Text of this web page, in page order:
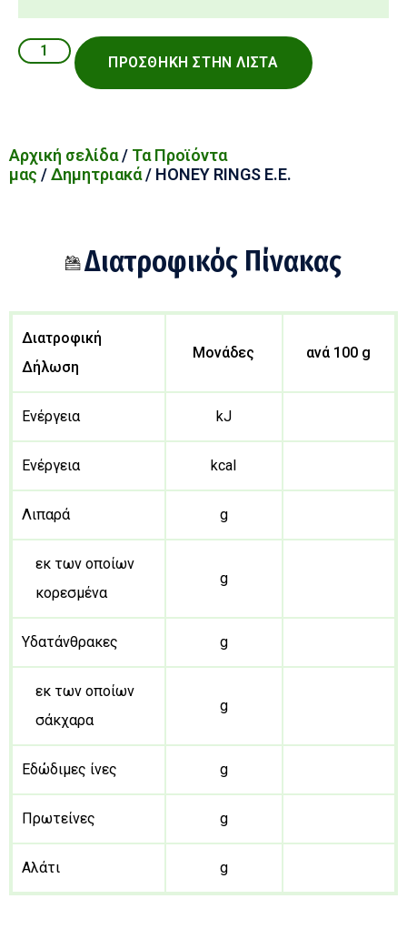
ΠΡΟΣΘΉΚΗ ΣΤΗΝ ΛΊΣΤΑ
Αρχική σελίδα/ Τα Προϊόντα
μας /Δημητριακά/ HONEY RINGS Ε.Ε.
Διατροφικός Πίνακας
Διατροφική
Δήλωση
Μονάδες ανά 100 g
Ενέργεια kJ
Ενέργεια kcal
Λιπαρά g
εκ των οποίων
κορεσμένα
g
Υδατάνθρακες g
εκ των οποίων
σάκχαρα
g
Εδώδιμες ίνες g
Πρωτείνες g
Αλάτι g